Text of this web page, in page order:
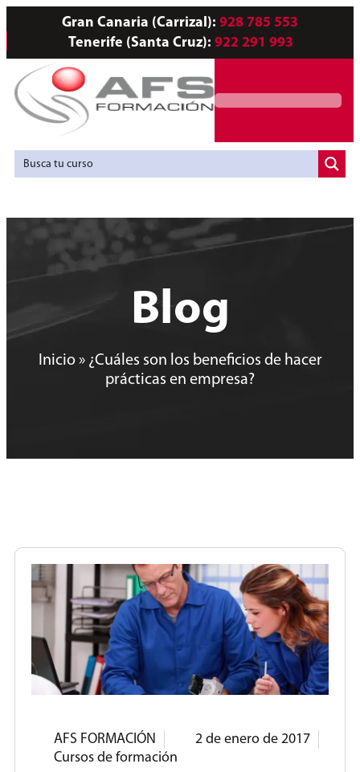
Gran Canaria (Carrizal): 928 785 553
Tenerife (Santa Cruz): 922 291 993
Blog
Inicio» ¿Cuáles son los beneficios de hacer
prácticas en empresa?
AFS FORMACIÓN
2 de enero de 2017
Cursos de formación